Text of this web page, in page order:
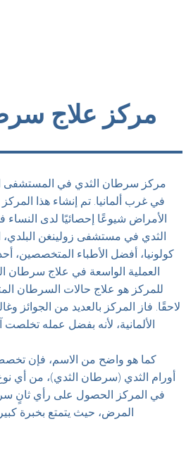
مركز علاج
مركز سرطان الثدي في المستشفى
في غرب ألمانيا. تم إنشاء هذا
الأمراض شيوعًا إحصائيًا لدى
الثدي في مستشفى زولينغن
كولونيا، أفضل الأطباء المتخصصين،
العملية الواسعة في علاج سرطان
للمركز هو علاج حالات السرطان
لاحقًا. فاز المركز بالعديد من الجوائز
الألمانية، لأنه بفضل عمله
كما هو واضح من الاسم، فإن
أورام الثدي (سرطان الثدي)، من أي
في المركز الحصول على رأي ثانٍ
المرض، حيث يتمتع بخبرة